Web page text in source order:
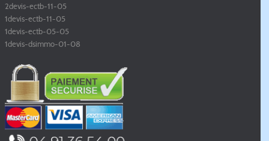
2devis-ectb-11-05
1devis-ectb-11-05
1devis-ectb-05-05
1devis-dsimmo-01-08